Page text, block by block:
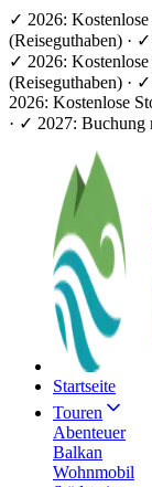
✓ 2026:
(Reiseguthaben) ·
✓ 2026:
(Reiseguthaben) ·
2026: Kostenlose
· ✓ 2027: Buchung
Startseite
Touren
Abenteuer
Balkan
Wohnmobil